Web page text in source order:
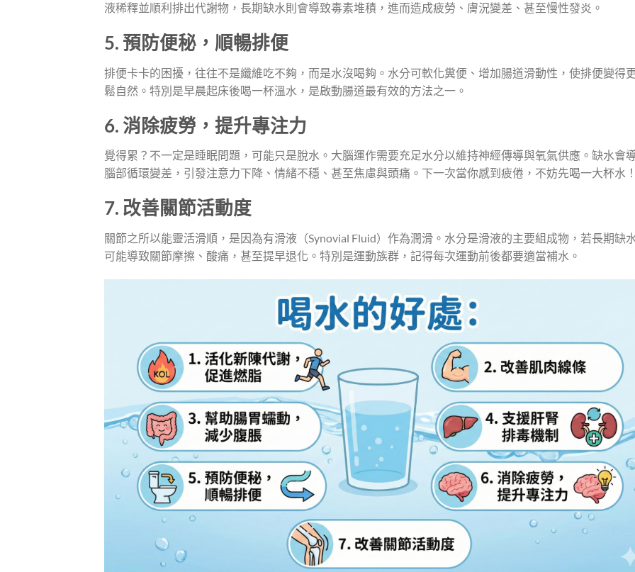
液稀釋並順利排出代謝物，長期缺水則會導致毒素堆積，進而造成疲勞、膚況變差、甚至慢性發炎。
5. 預防便秘，順暢排便
排便卡卡的困擾，往往不是纖維吃不夠，而是水沒喝夠。水分可軟化糞便、增加腸道滑動性，使排便變得
鬆自然。特別是早晨起床後喝一杯溫水，是啟動腸道最有效的方法之一。
6. 消除疲勞，提升專注力
覺得累？不一定是睡眠問題，可能只是脫水。大腦運作需要充足水分以維持神經傳導與氧氣供應。缺水會
腦部循環變差，引發注意力下降、情緒不穩、甚至焦慮與頭痛。下一次當你感到疲倦，不妨先喝一大杯水！
7. 改善關節活動度
關節之所以能靈活滑順，是因為有滑液（Synovial Fluid）作為潤滑。水分是滑液的主要組成物，若長期缺
可能導致關節摩擦、酸痛，甚至提早退化。特別是運動族群，記得每次運動前後都要適當補水。